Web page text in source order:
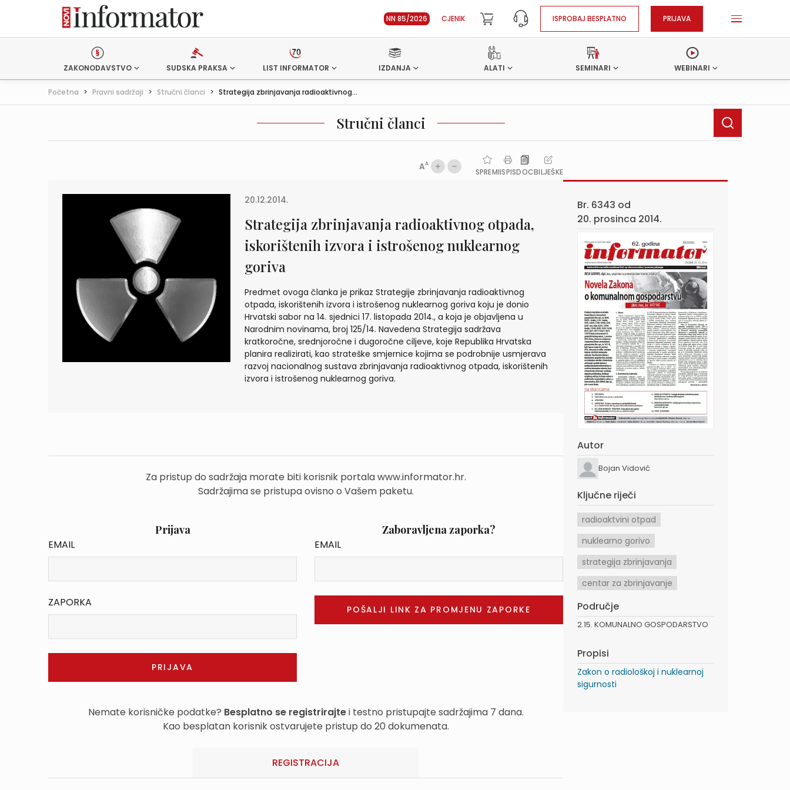
NN 85/2026 CJENIK ISPROBAJ BESPLATNO PRIJAVA
ZAKONODAVSTVO SUDSKA PRAKSA LIST INFORMATOR IZDANJA ALATI SEMINARI WEBINARI
Početna > Pravni sadržaji > Stručni članci > Strategija zbrinjavanja radioaktivnog...
Stručni članci
AA
SPREMIISPISDOCBILJEŠKE
20.12.2014.
Strategija zbrinjavanja radioaktivnog otpada,
iskorištenih izvora i istrošenog nuklearnog
goriva
Predmet ovoga članka je prikaz Strategije zbrinjavanja radioaktivnog
otpada, iskorištenih izvora i istrošenog nuklearnog goriva koju je donio
Hrvatski sabor na 14. sjednici 17. listopada 2014., a koja je objavljena u
Narodnim novinama, broj 125/14. Navedena Strategija sadržava
kratkoročne, srednjoročne i dugoročne ciljeve, koje Republika Hrvatska
planira realizirati, kao strateške smjernice kojima se podrobnije usmjerava
razvoj nacionalnog sustava zbrinjavanja radioaktivnog otpada, iskorištenih
izvora i istrošenog nuklearnog goriva.
Za pristup do sadržaja morate biti korisnik portala www.informator.hr.
Sadržajima se pristupa ovisno o Vašem paketu.
Prijava
EMAIL
ZAPORKA
Zaboravljena zaporka?
EMAIL
Nemate korisničke podatke? Besplatno se registrirajtei testno pristupajte sadržajima 7 dana.
Kao besplatan korisnik ostvarujete pristup do 20 dokumenata.
REGISTRACIJA
Br. 6343 od
20. prosinca 2014.
Autor
Bojan Vidović
Ključne riječi
radioaktvini otpad
nuklearno gorivo
strategija zbrinjavanja
centar za zbrinjavanje
Područje
2.15. KOMUNALNO GOSPODARSTVO
Propisi
Zakon o radiološkoj i nuklearnoj
sigurnosti